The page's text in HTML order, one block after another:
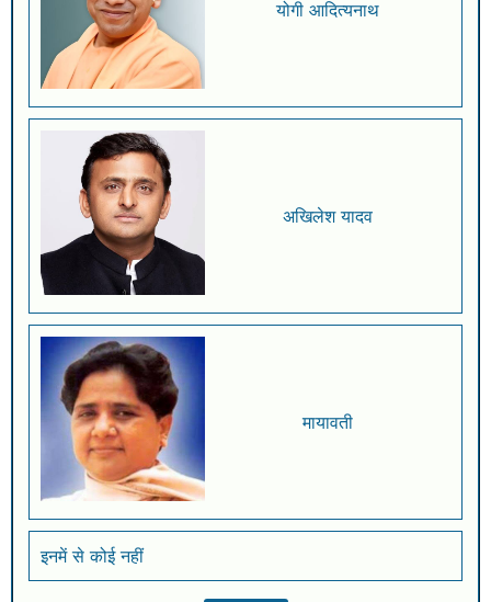
योगी आदित्यनाथ
अखिलेश यादव
मायावती
इनमें से कोई नहीं